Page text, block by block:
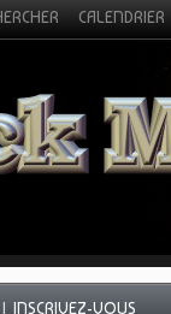
CALENDRIER
|INSCRIVEZ-VOUS